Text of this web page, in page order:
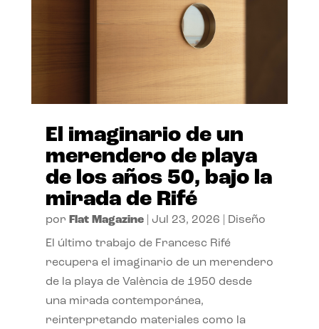
El imaginario de un
merendero de playa
de los años 50, bajo la
mirada de Rifé
por Flat Magazine| Jul 23, 2026 Diseño
El último trabajo de Francesc Rifé
recupera el imaginario de un merendero
de la playa de València de 1950 desde
una mirada contemporánea,
reinterpretando materiales como la